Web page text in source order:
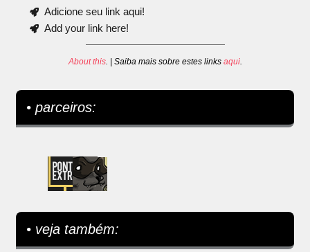
Adicione seu link aqui!
Add your link here!
About this. | Saiba mais sobre estes links aqui.
• parceiros:
• veja também: